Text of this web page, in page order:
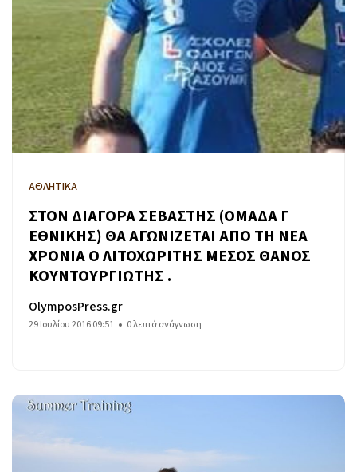
ΑΘΛΗΤΙΚΑ
ΣΤΟΝ ΔΙΑΓΟΡΑ ΣΕΒΑΣΤΗΣ (ΟΜΑΔΑ Γ
ΕΘΝΙΚΗΣ) ΘΑ ΑΓΩΝΙΖΕΤΑΙ ΑΠΟ ΤΗ ΝΕΑ
ΧΡΟΝΙΑ Ο ΛΙΤΟΧΩΡΙΤΗΣ ΜΕΣΟΣ ΘΑΝΟΣ
ΚΟΥΝΤΟΥΡΓΙΩΤΗΣ .
OlymposPress.gr
29 Ιουλίου 2016 09:51 0 λεπτά ανάγνωση